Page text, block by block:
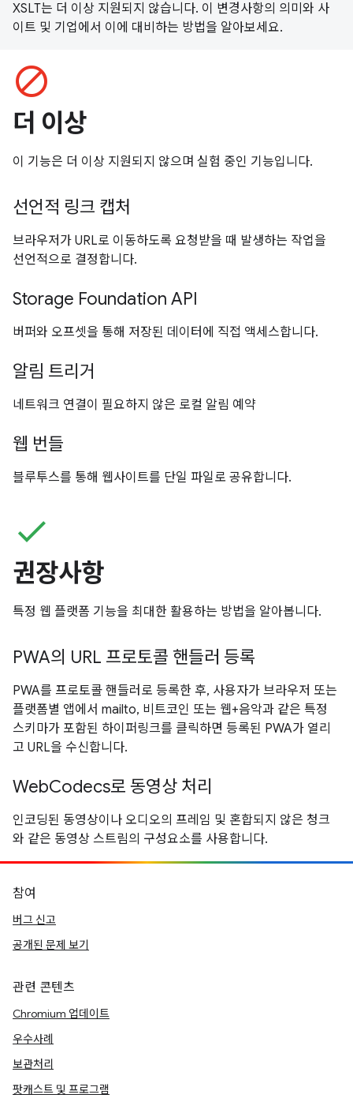
XSLT는 더 이상 지원되지 않습니다. 이 변경사항의 의미와 사
이트 및 기업에서 이에 대비하는 방법을 알아보세요.
block
더 이상
이 기능은 더 이상 지원되지 않으며 실험 중인 기능입니다.
선언적 링크 캡처
브라우저가 URL로 이동하도록 요청받을 때 발생하는 작업을
선언적으로 결정합니다.
Storage Foundation API
버퍼와 오프셋을 통해 저장된 데이터에 직접 액세스합니다.
알림 트리거
네트워크 연결이 필요하지 않은 로컬 알림 예약
웹 번들
블루투스를 통해 웹사이트를 단일 파일로 공유합니다.
check
권장사항
특정 웹 플랫폼 기능을 최대한 활용하는 방법을 알아봅니다.
PWA의 URL 프로토콜 핸들러 등록
PWA를 프로토콜 핸들러로 등록한 후, 사용자가 브라우저 또는
플랫폼별 앱에서 mailto, 비트코인 또는 웹+음악과 같은 특정
스키마가 포함된 하이퍼링크를 클릭하면 등록된 PWA가 열리
고 URL을 수신합니다.
WebCodecs로 동영상 처리
인코딩된 동영상이나 오디오의 프레임 및 혼합되지 않은 청크
와 같은 동영상 스트림의 구성요소를 사용합니다.
참여
버그 신고
공개된 문제 보기
관련 콘텐츠
Chromium 업데이트
우수사례
보관처리
팟캐스트 및 프로그램